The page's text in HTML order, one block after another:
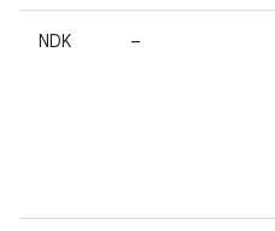
NDK –